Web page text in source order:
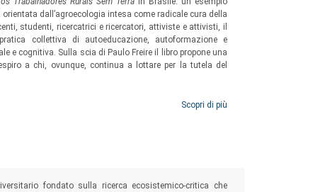
dall’agroecologia intesa come radicale cura della
studenti, ricercatrici e ricercatori, attiviste e attivisti, il
collettiva di autoeducazione, autoformazione e
e cognitiva. Sulla scia di Paulo Freire il libro propone una
a chi, ovunque, continua a lottare per la tutela del
Scopri di più
fondato sulla ricerca ecosistemico-critica che